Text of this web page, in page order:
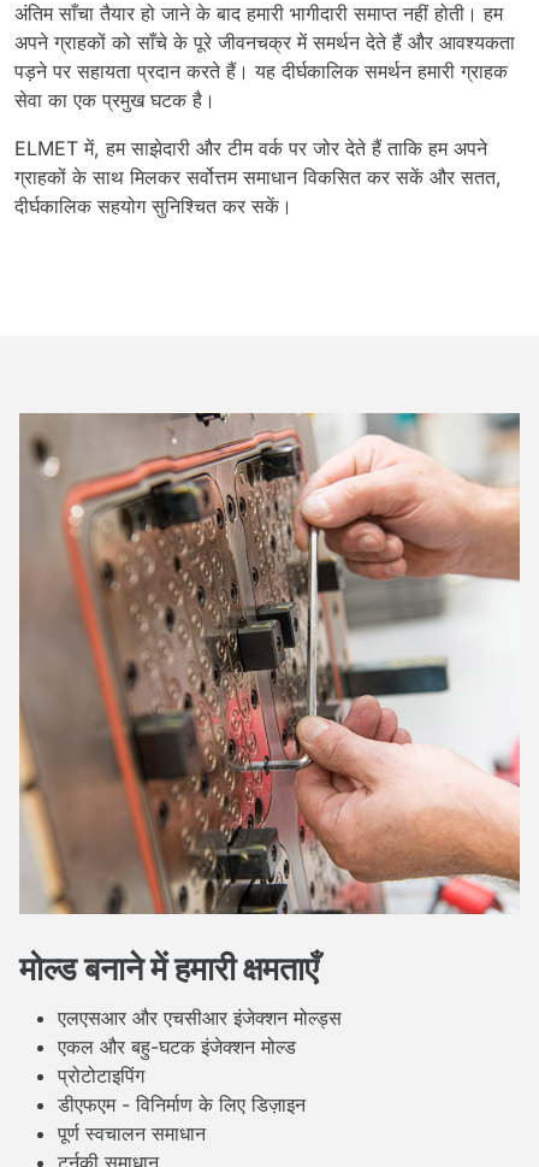
अंतिम साँचा तैयार हो जाने के बाद हमारी भागीदारी समाप्त नहीं होती। हम
अपने ग्राहकों को साँचे के पूरे जीवनचक्र में समर्थन देते हैं और आवश्यकता
पड़ने पर सहायता प्रदान करते हैं। यह दीर्घकालिक समर्थन हमारी ग्राहक
सेवा का एक प्रमुख घटक है।
ELMET में, हम साझेदारी और टीम वर्क पर जोर देते हैं ताकि हम अपने
ग्राहकों के साथ मिलकर सर्वोत्तम समाधान विकसित कर सकें और सतत,
दीर्घकालिक सहयोग सुनिश्चित कर सकें।
मोल्ड बनाने में हमारी क्षमताएँ
एलएसआर और एचसीआर इंजेक्शन मोल्ड्स
एकल और बहु-घटक इंजेक्शन मोल्ड
प्रोटोटाइपिंग
डीएफएम - विनिर्माण के लिए डिज़ाइन
पूर्ण स्वचालन समाधान
टर्नकी समाधान